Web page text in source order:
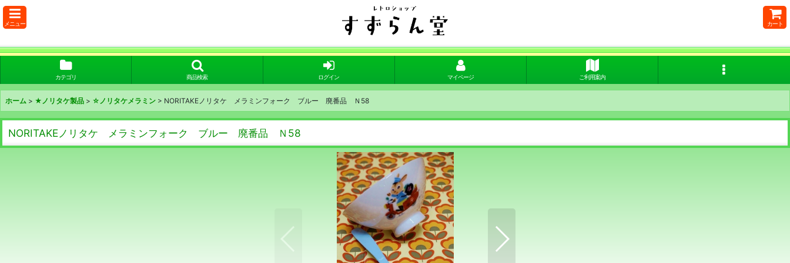
メニュー カート
カテゴリ 商品検索 ログイン マイページ ご利用案内
ホーム > ★ノリタケ製品 > ☆ノリタケメラミン > NORITAKEノリタケ メラミンフォーク ブルー 廃番品 Ｎ58
NORITAKEノリタケ メラミンフォーク ブルー 廃番品 Ｎ58